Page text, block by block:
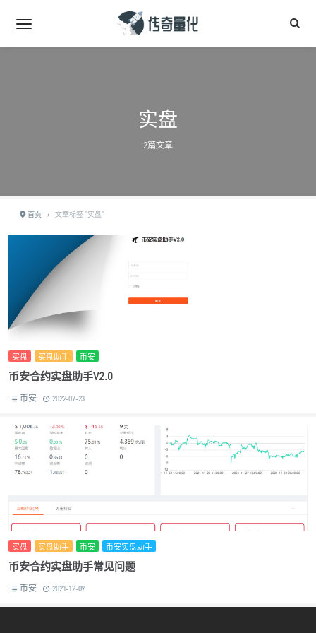
实盘
2篇文章
首页 › 文章标签 "实盘"
实盘 实盘助手 币安
币安合约实盘助手V2.0
币安 2022-07-23
实盘 实盘助手 币安 币安实盘助手
币安合约实盘助手常见问题
币安 2021-12-09